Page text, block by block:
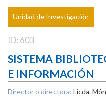
Unidad de Investigación
ID: 603
SISTEMA
E INFORMACIÓN
Director o directora: Licda.